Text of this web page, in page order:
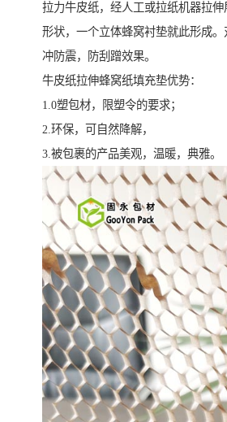
拉力牛皮纸，经人工或拉纸机器拉
形状，一个立体蜂窝衬垫就此形成
冲防震，防刮蹭效果。
牛皮纸拉伸蜂窝纸填充垫优势：
1.0塑包材，限塑令的要求；
2.环保，可自然降解，
3.被包裹的产品美观，温暖，典雅。